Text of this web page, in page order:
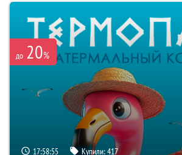
до 20%
17:58:54 Купили:417